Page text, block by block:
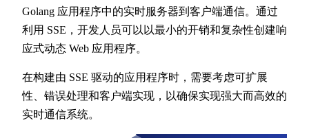
Golang 应用程序中的实时服务器到客户端通信。通过
利用 SSE，开发人员可以以最小的开销和复杂性创建响
应式动态 Web 应用程序。
在构建由 SSE 驱动的应用程序时，需要考虑可扩展
性、错误处理和客户端实现，以确保实现强大而高效的
实时通信系统。